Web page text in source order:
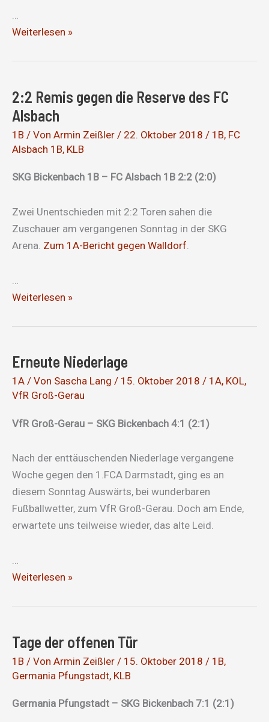
…
2:2
gegen
Reserve
von
RW
Walldorf
Weiterlesen »
2:2 Remis gegen die Reserve des FC
Alsbach
1B / Von Armin Zeißler / 22. Oktober 2018 / 1B, FC
Alsbach 1B, KLB
SKG Bickenbach 1B – FC Alsbach 1B 2:2 (2:0)
Zwei Unentschieden mit 2:2 Toren sahen die
Zuschauer am vergangenen Sonntag in der SKG
Arena. Zum 1A-Bericht gegen Walldorf
2:2
gegen
Reserve
des
FC
Weiterlesen »
Erneute Niederlage
1A / Von Sascha Lang / 15. Oktober 2018 / 1A, KOL,
VfR Groß-Gerau
VfR Groß-Gerau – SKG Bickenbach 4:1 (2:1)
Nach der enttäuschenden Niederlage vergangene
Woche gegen den 1.FCA Darmstadt, ging es an
diesem Sonntag Auswärts, bei wunderbaren
Fußballwetter, zum VfR Groß-Gerau. Doch am Ende,
erwartete uns teilweise wieder, das alte Leid.
…
Erneute
Weiterlesen »
Tage der offenen Tür
1B / Von Armin Zeißler / 15. Oktober 2018 / 1B,
Germania Pfungstadt, KLB
Germania Pfungstadt – SKG Bickenbach 7:1 (2:1)